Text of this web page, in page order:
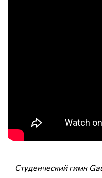
Студенческий гимн